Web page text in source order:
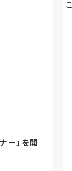
ー」を開